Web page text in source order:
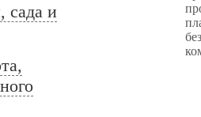
сада и